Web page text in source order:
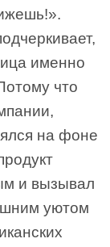
именно
что
на фоне
и вызывал
уютом